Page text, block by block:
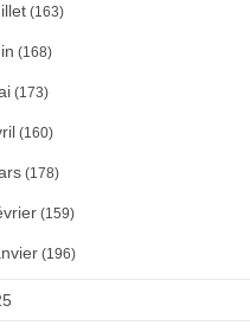
(163)
(168)
(173)
(160)
(178)
(159)
(196)